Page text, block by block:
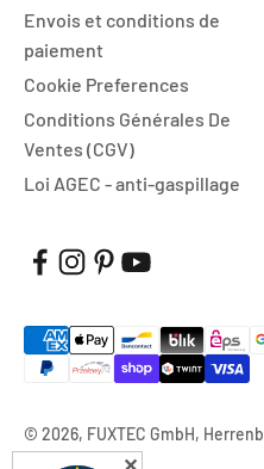
Envois et conditions de
paiement
Cookie Preferences
Conditions Générales De
Ventes (CGV)
Loi AGEC - anti-gaspillage
© 2026, FUXTEC GmbH,